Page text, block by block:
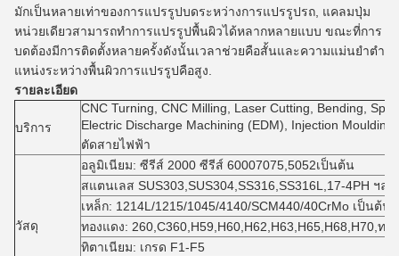
มักเป็นหลายเท่าของการแปรรูปบดระหว่างการแปรรูปรถ, แคลมปุ่ม
หน่วยเดียวสามารถทําการแปรรูปพื้นผิวได้หลากหลายแบบ ขณะที่การ
บดต้องมีการติดตั้งหลายครั้งดังนั้นเวลาช่วยคือสั้นและความแม่นยําตํา
แหน่งระหว่างพื้นผิวการแปรรูปคือสูง.
รายละเอียด
บริการ
CNC Turning, CNC Milling, Laser Cutting, Bending,
Electric Discharge Machining (EDM), Injection
ตัดสายไฟฟ้า
วัสดุ
อลูมิเนียม: ซีรีส์ 2000 ซีรีส์ 60007075,5052เป็นต้น
สแตนเลส SUS303,SUS304,SS316,SS316L,17-4PH ฯลฯ
เหล็ก: 1214L/1215/1045/4140/SCM440/40CrMo เป็นต้น
ทองแดง: 260,C360,H59,H60,H62,H63,H65,H68,H70,ทอ
ทิตาเนียม: เกรด F1-F5